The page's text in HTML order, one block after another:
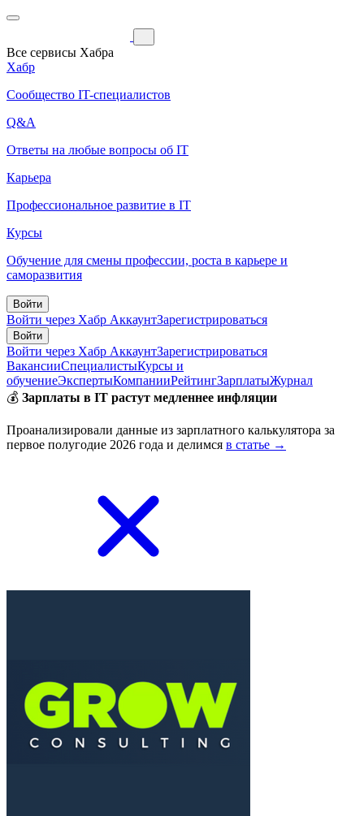
Все сервисы Хабра
Хабр
Сообщество IT-специалистов
Q&A
Ответы на любые вопросы об IT
Карьера
Профессиональное развитие в IT
Курсы
Обучение для смены профессии, роста в карьере и
саморазвития
Войти
Войти через Хабр АккаунтЗарегистрироваться
Войти
Войти через Хабр АккаунтЗарегистрироваться
ВакансииСпециалистыКурсы и
обучениеЭкспертыКомпанииРейтингЗарплатыЖурнал
💰 Зарплаты в IT растут медленнее инфляции
Проанализировали данные из зарплатного калькулятора за
первое полугодие 2026 года и делимся в статье →